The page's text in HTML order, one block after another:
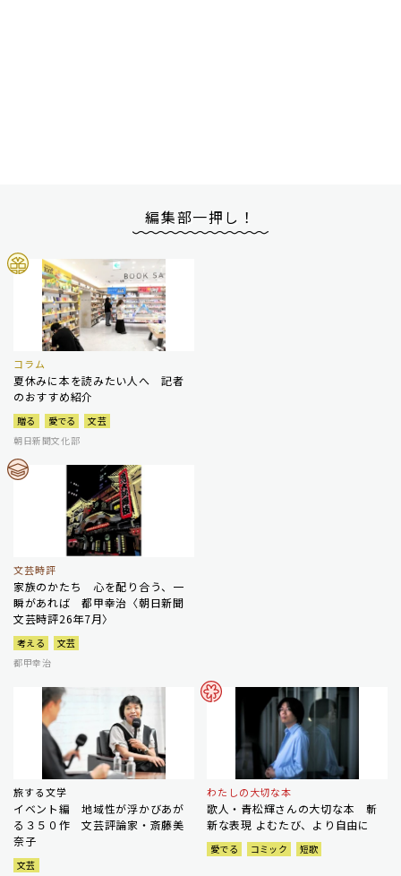
編集部一押し！
コラム
夏休みに本を読みたい人へ 記者
のおすすめ紹介
贈る 愛でる
文芸
朝日新聞文化部
文芸時評
家族のかたち 心を配り合う、一
瞬があれば 都甲幸治〈朝日新聞
文芸時評26年7月〉
考える
文芸
都甲幸治
旅する文学
イベント編 地域性が浮かびあが
る３５０作 文芸評論家・斎藤美
奈子
文芸
わたしの大切な本
歌人・青松輝さんの大切な本 斬
新な表現 よむたび、より自由に
愛でる コミック 短歌